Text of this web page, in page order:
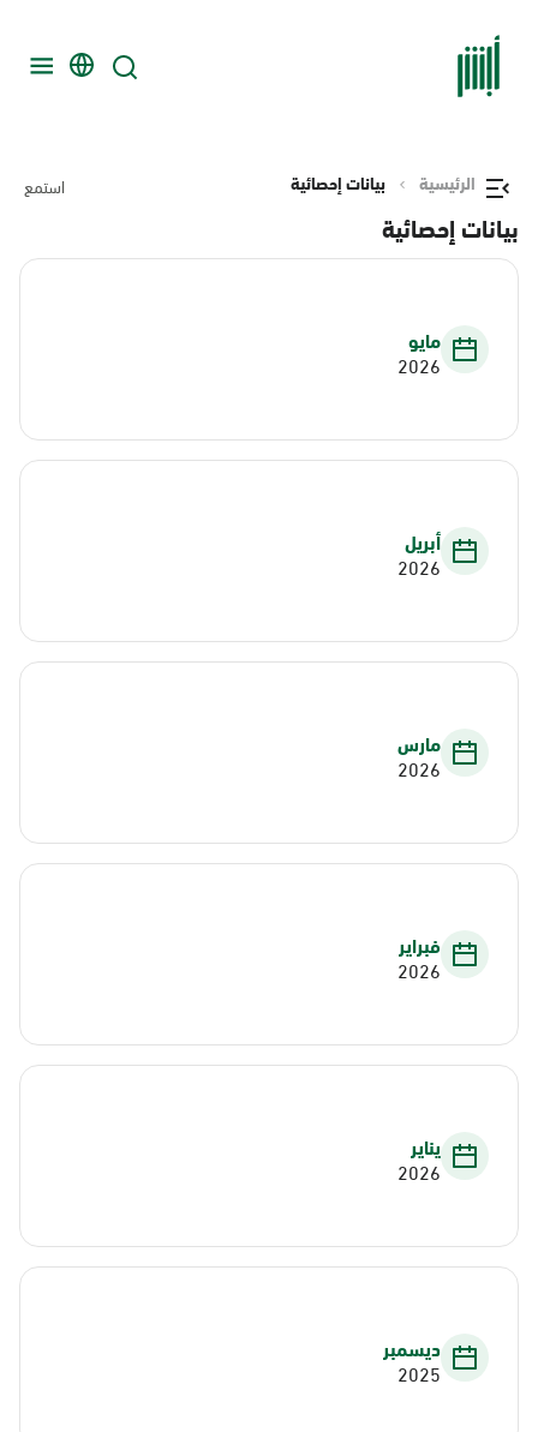
الرئيسية بيانات إحصائية استمع
بيانات إحصائية
مايو
2026
أبريل
2026
مارس
2026
فبراير
2026
يناير
2026
ديسمبر
2025